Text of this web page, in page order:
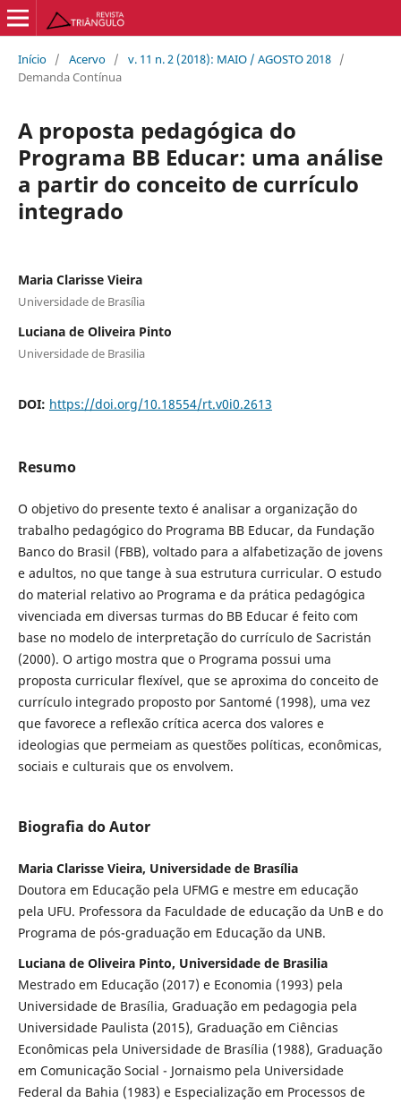
Início / Acervo / v. 11 n. 2 (2018): MAIO / AGOSTO 2018 /
Demanda Contínua
A proposta pedagógica do
Programa BB Educar: uma análise
a partir do conceito de currículo
integrado
Maria Clarisse Vieira
Universidade de Brasília
Luciana de Oliveira Pinto
Universidade de Brasilia
DOI: https://doi.org/10.18554/rt.v0i0.2613
Resumo
O objetivo do presente texto é analisar a organização do
trabalho pedagógico do Programa BB Educar, da Fundação
Banco do Brasil (FBB), voltado para a alfabetização de jovens
e adultos, no que tange à sua estrutura curricular. O estudo
do material relativo ao Programa e da prática pedagógica
vivenciada em diversas turmas do BB Educar é feito com
base no modelo de interpretação do currículo de Sacristán
(2000). O artigo mostra que o Programa possui uma
proposta curricular flexível, que se aproxima do conceito de
currículo integrado proposto por Santomé (1998), uma vez
que favorece a reflexão crítica acerca dos valores e
ideologias que permeiam as questões políticas, econômicas,
sociais e culturais que os envolvem.
Biografia do Autor
Maria Clarisse Vieira, Universidade de Brasília
Doutora em Educação pela UFMG e mestre em educação
pela UFU. Professora da Faculdade de educação da UnB e do
Programa de pós-graduação em Educação da UNB.
Luciana de Oliveira Pinto, Universidade de Brasilia
Mestrado em Educação (2017) e Economia (1993) pela
Universidade de Brasília, Graduação em pedagogia pela
Universidade Paulista (2015), Graduação em Ciências
Econômicas pela Universidade de Brasília (1988), Graduação
em Comunicação Social - Jornaismo pela Universidade
Federal da Bahia (1983) e Especialização em Processos de